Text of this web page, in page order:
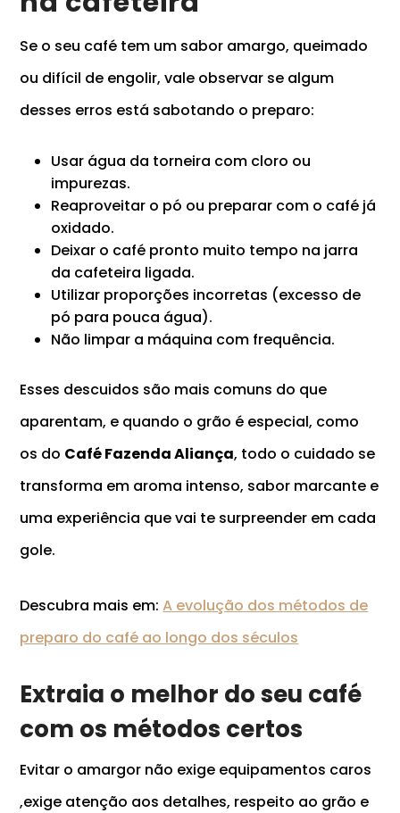
Se o seu café tem um sabor amargo, queimado
ou difícil de engolir, vale observar se algum
desses erros está sabotando o preparo:
Usar água da torneira com cloro ou
impurezas.
Reaproveitar o pó ou preparar com o café já
oxidado.
Deixar o café pronto muito tempo na jarra
da cafeteira ligada.
Utilizar proporções incorretas (excesso de
pó para pouca água).
Não limpar a máquina com frequência.
Esses descuidos são mais comuns do que
aparentam, e quando o grão é especial, como
os do Café Fazenda Aliança, todo o cuidado se
transforma em aroma intenso, sabor marcante e
uma experiência que vai te surpreender em cada
gole.
Descubra mais em:A evolução dos métodos de
preparo do café ao longo dos séculos
Extraia o melhor do seu café
com os métodos certos
Evitar o amargor não exige equipamentos caros
,exige atenção aos detalhes, respeito ao grão e